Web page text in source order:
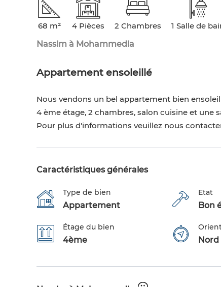
68 m² 4 Pièces 2 Chambres
1 Salle de
Nassim à Mohammedia
Appartement ensoleillé
Nous vendons un bel appartement bien
4 ème étage, 2 chambres, salon cuisine et une
Pour plus d'informations veuillez nous
Caractéristiques générales
Type de bien
Appartement
Etat
Bon
Étage du bien
4ème Nord